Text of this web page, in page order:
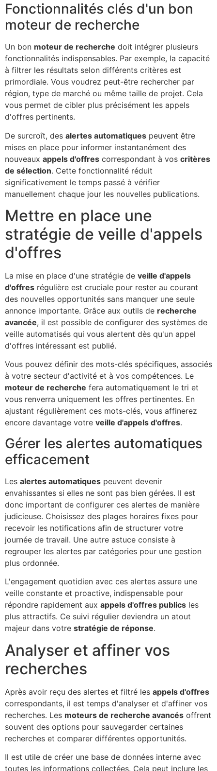
Fonctionnalités clés d'un bon
moteur de recherche
Un bon moteur de recherche doit intégrer plusieurs
fonctionnalités indispensables. Par exemple, la capacité
à filtrer les résultats selon différents critères est
primordiale. Vous voudrez peut-être rechercher par
région, type de marché ou même taille de projet. Cela
vous permet de cibler plus précisément les appels
d'offres pertinents.
De surcroît, des alertes automatiques peuvent être
mises en place pour informer instantanément des
nouveaux appels d'offres correspondant à vos critères
de sélection. Cette fonctionnalité réduit
significativement le temps passé à vérifier
manuellement chaque jour les nouvelles publications.
Mettre en place une
stratégie de veille d'appels
d'offres
La mise en place d'une stratégie de veille d'appels
d'offres régulière est cruciale pour rester au courant
des nouvelles opportunités sans manquer une seule
annonce importante. Grâce aux outils de recherche
avancée, il est possible de configurer des systèmes de
veille automatisés qui vous alertent dès qu'un appel
d'offres intéressant est publié.
Vous pouvez définir des mots-clés spécifiques, associés
à votre secteur d'activité et à vos compétences. Le
moteur de recherche fera automatiquement le tri et
vous renverra uniquement les offres pertinentes. En
ajustant régulièrement ces mots-clés, vous affinerez
encore davantage votre veille d'appels d'offres.
Gérer les alertes automatiques
efficacement
Les alertes automatiques peuvent devenir
envahissantes si elles ne sont pas bien gérées. Il est
donc important de configurer ces alertes de manière
judicieuse. Choisissez des plages horaires fixes pour
recevoir les notifications afin de structurer votre
journée de travail. Une autre astuce consiste à
regrouper les alertes par catégories pour une gestion
plus ordonnée.
L'engagement quotidien avec ces alertes assure une
veille constante et proactive, indispensable pour
répondre rapidement aux appels d'offres publics les
plus attractifs. Ce suivi régulier deviendra un atout
majeur dans votre stratégie de réponse.
Analyser et affiner vos
recherches
Après avoir reçu des alertes et filtré les appels d'offres
correspondants, il est temps d'analyser et d'affiner vos
recherches. Les moteurs de recherche avancés offrent
souvent des options pour sauvegarder certaines
recherches et comparer différentes opportunités.
Il est utile de créer une base de données interne avec
toutes les informations collectées. Cela peut inclure les